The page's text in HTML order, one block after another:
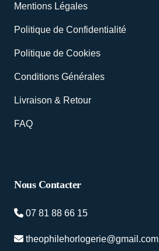
Mentions Légales
Politique de Confidentialité
Politique de Cookies
Conditions Générales
Livraison & Retour
FAQ
Nous Contacter
07 81 88 66 15
theophilehorlogerie@gmail.com